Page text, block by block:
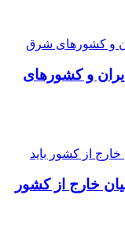
و کشورهای
خارج از کشور